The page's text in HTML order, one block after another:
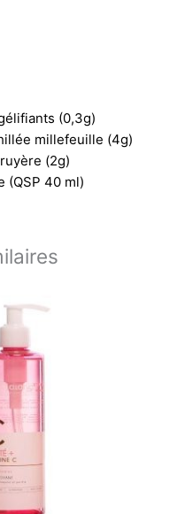
(0,3g)
millefeuille (4g)
(2g)
(QSP 40 ml)